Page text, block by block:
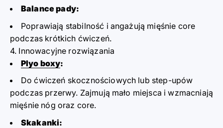
Balance pady:
Poprawiają stabilność i angażują mięśnie core
podczas krótkich ćwiczeń.
4. Innowacyjne rozwiązania
Plyo boxy:
Do ćwiczeń skocznościowych lub step-upów
podczas przerwy. Zajmują mało miejsca i wzmacniają
mięśnie nóg oraz core.
Skakanki: